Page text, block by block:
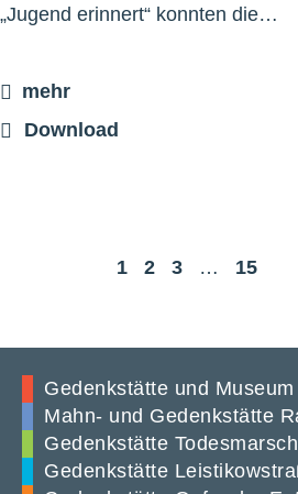
„Jugend erinnert“ konnten die…
mehr
Download
1 2 3 … 15
Gedenkstätte und
Mahn- und Gedenkstätte
Gedenkstätte
Gedenkstätte